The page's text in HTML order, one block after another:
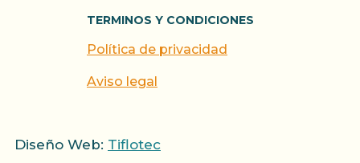
TERMINOS Y CONDICIONES
Política de privacidad
Aviso legal
Diseño Web: Tiflotec